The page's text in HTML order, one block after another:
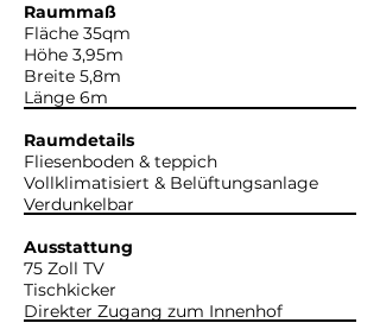
Raummaß
Fläche 35qm
Höhe 3,95m
Breite 5,8m
Länge 6m
Raumdetails
Fliesenboden & teppich
Vollklimatisiert & Belüftungsanlage
Verdunkelbar
Ausstattung
75 Zoll TV
Tischkicker
Direkter Zugang zum Innenhof